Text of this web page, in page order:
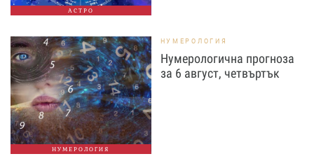
АСТРО
НУМЕРОЛОГИЯ
НУМЕРОЛОГИЯ
Нумерологична прогноза
за 6 август, четвъртък